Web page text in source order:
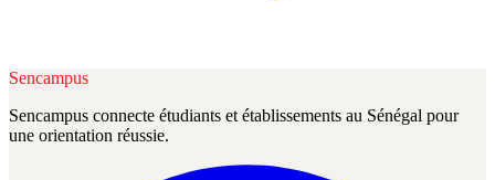
Sencampus
Sencampus connecte étudiants et établissements au Sénégal pour
une orientation réussie.